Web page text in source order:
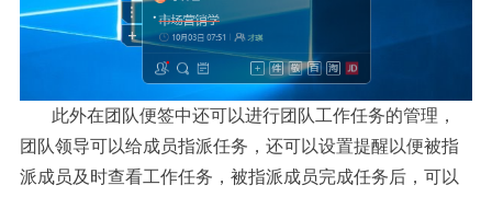
此外在团队便签中还可以进行团队工作任务的管理，
团队领导可以给成员指派任务，还可以设置提醒以便被指
派成员及时查看工作任务，被指派成员完成任务后，可以